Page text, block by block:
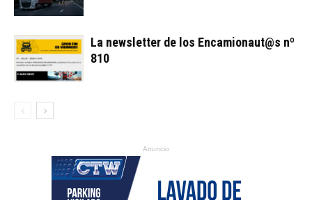
La newsletter de los Encamionaut@s nº
810
Anuncio